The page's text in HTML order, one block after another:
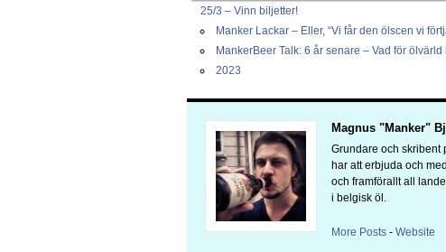
25/3 – Vinn biljetter!
Manker Lackar – Eller, “Vi får den ölscen vi
MankerBeer Talk: 6 år senare – Vad för
2023
Magnus "Manker"
Grundare och skribent
har att erbjuda och
och framförallt all
i belgisk öl.
More Posts - Website